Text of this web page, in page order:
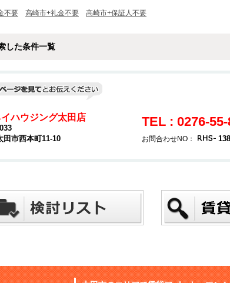
不要 高崎市+礼金不要 高崎市+保証人不要
した条件一覧
ハウジング太田店
田市西本町11-10
TEL : 0276-
お問合わせNO：